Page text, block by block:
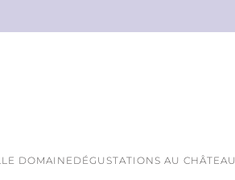
LE DOMAINE DÉGUSTATIONS AU CHÂTEAU